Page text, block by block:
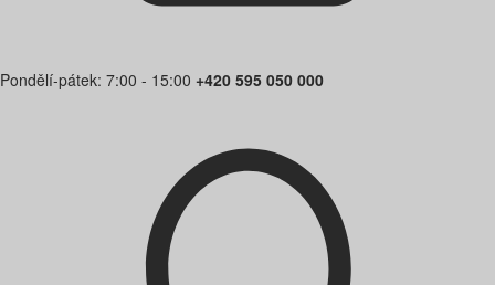
Pondělí-pátek: 7:00 - 15:00 +420 595 050 000